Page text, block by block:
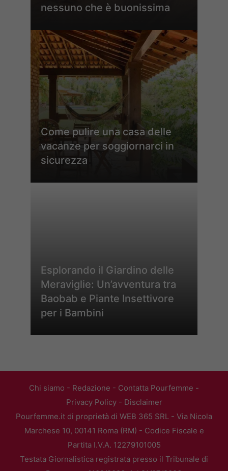
nessuno che è buonissima
Come pulire una casa delle
vacanze per soggiornarci in
sicurezza
Esplorando il Giardino delle
Meraviglie: Un’avventura tra
Baobab e Piante Insettivore
per i Bambini
Chi siamo - Redazione - Contatta Pourfemme -
Privacy Policy- Disclaimer
Pourfemme.it di proprietà di WEB 365 SRL - Via Nicola
Marchese 10, 00141 Roma (RM) - Codice Fiscale e
Partita I.V.A. 12279101005
Testata Giornalistica registrata presso il Tribunale di